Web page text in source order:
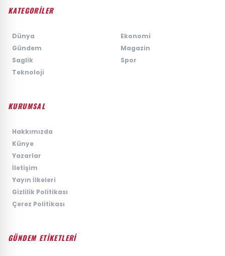
KATEGORİLER
Dünya
Ekonomi
Gündem
Magazin
Saglik
Spor
Teknoloji
KURUMSAL
Hakkımızda
Künye
Yazarlar
İletişim
Yayın İlkeleri
Gizlilik Politikası
Çerez Politikası
GÜNDEM ETİKETLERİ